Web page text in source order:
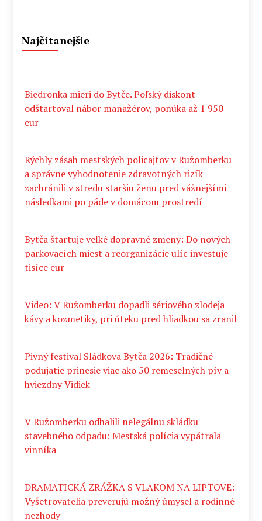
Najčítanejšie
Biedronka mieri do Bytče. Poľský diskont
odštartoval nábor manažérov, ponúka až 1 950
eur
Rýchly zásah mestských policajtov v Ružomberku
a správne vyhodnotenie zdravotných rizík
zachránili v stredu staršiu ženu pred vážnejšími
následkami po páde v domácom prostredí
Bytča štartuje veľké dopravné zmeny: Do nových
parkovacích miest a reorganizácie ulíc investuje
tisíce eur
Video: V Ružomberku dopadli sériového zlodeja
kávy a kozmetiky, pri úteku pred hliadkou sa zranil
Pivný festival Sládkova Bytča 2026: Tradičné
podujatie prinesie viac ako 50 remeselných pív a
hviezdny Vidiek
V Ružomberku odhalili nelegálnu skládku
stavebného odpadu: Mestská polícia vypátrala
vinníka
DRAMATICKÁ ZRÁŽKA S VLAKOM NA LIPTOVE:
Vyšetrovatelia preverujú možný úmysel a rodinné
nezhody